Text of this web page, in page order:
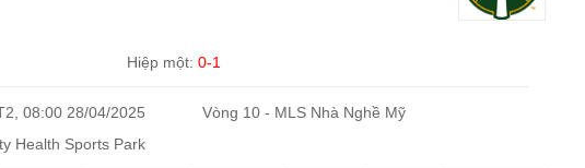
Hiệp một:0-1
08:00 28/04/2025
Vòng 10 - MLS Nhà Nghề Mỹ
Health Sports Park